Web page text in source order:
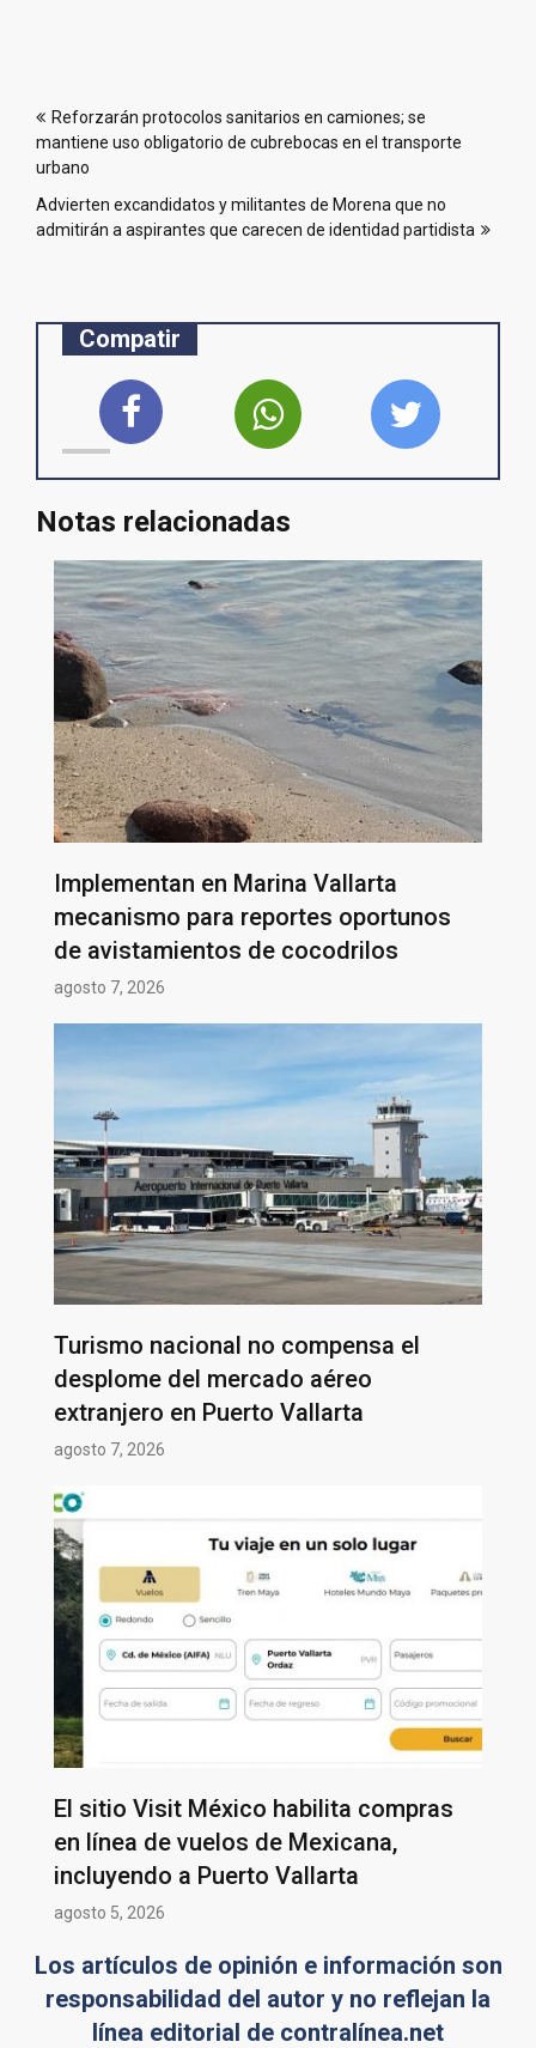
de
entradas
Reforzarán protocolos sanitarios en camiones; se
mantiene uso obligatorio de cubrebocas en el transporte
urbano
Advierten excandidatos y militantes de Morena que no
admitirán a aspirantes que carecen de identidad partidista
Compatir
Notas relacionadas
Implementan en Marina Vallarta
mecanismo para reportes oportunos
de avistamientos de cocodrilos
agosto 7, 2026
Turismo nacional no compensa el
desplome del mercado aéreo
extranjero en Puerto Vallarta
agosto 7, 2026
El sitio Visit México habilita compras
en línea de vuelos de Mexicana,
incluyendo a Puerto Vallarta
agosto 5, 2026
Los artículos de opinión e información son
responsabilidad del autor y no reflejan la
línea editorial de contralínea.net